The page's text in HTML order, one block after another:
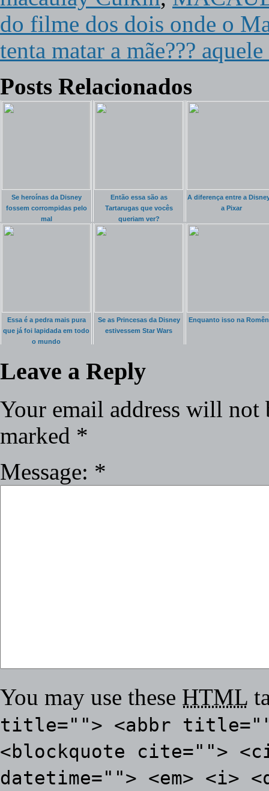
do filme dos dois onde o
tenta matar a mãe???
Posts Relacionados
Se heroínas da Disney
fossem corrompidas pelo
mal
Então essa são as
Tartarugas que vocês
queriam ver?
A diferença entre a
a Pixar
Essa é a pedra mais pura
que já foi lapidada em todo
o mundo
Se as Princesas da Disney
estivessem Star Wars
Enquanto isso na
Leave a Reply
Your email address will not
marked *
Message: *
You may use these HTML
title=""> <abbr
<blockquote cite="">
datetime=""> <em> <i>